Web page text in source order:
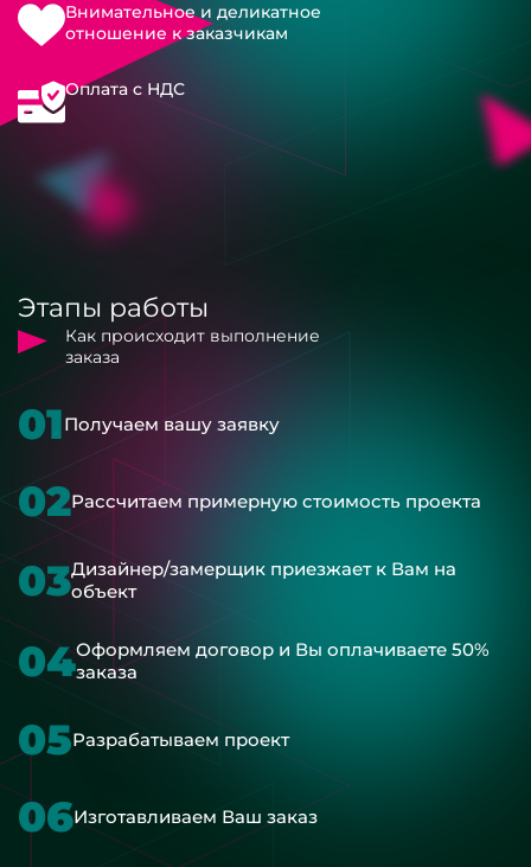
Внимательное и деликатное
отношение к заказчикам
Оплата с НДС
Этапы работы
Как происходит выполнение
заказа
01Получаем вашу заявку
02Рассчитаем примерную стоимость проекта
03Дизайнер/замерщик приезжает к Вам на
объект
04Оформляем договор и Вы оплачиваете 50%
заказа
05Разрабатываем проект
06Изготавливаем Ваш заказ